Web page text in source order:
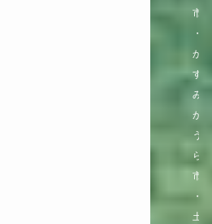
市
・
か
す
み
が
う
ら
市
・
土